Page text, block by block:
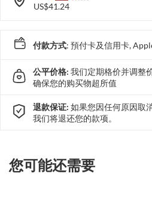
US$41.24
付款方式: 預付卡及信用卡,
公平价格: 我们定期格价并调整
确保您的购买物超所值
退款保证: 如果您因任何原因取
我们将退还您的款项。
您可能还需要